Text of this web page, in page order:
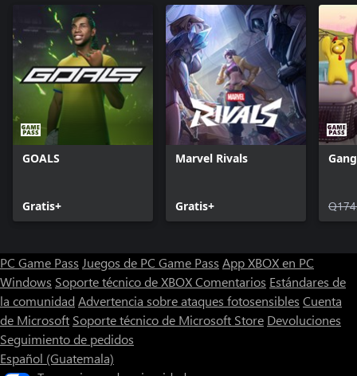
GOALS
Gratis+
Marvel Rivals
Gratis+
PC Game Pass Juegos de PC Game Pass App XBOX en PC
Windows Soporte técnico de XBOXComentarios Estándares de
la comunidad Advertencia sobre ataques fotosensibles Cuenta
de Microsoft Soporte técnico de Microsoft Store Devoluciones
Seguimiento de pedidos
Español (Guatemala)